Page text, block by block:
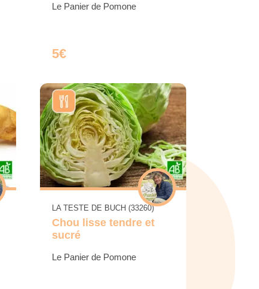
Le Panier de Pomone
5€
LA TESTE DE BUCH (33260)
Chou lisse tendre et
sucré
Le Panier de Pomone